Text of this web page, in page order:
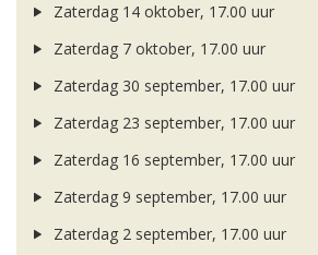
Zaterdag 14 oktober, 17.00 uur
Zaterdag 7 oktober, 17.00 uur
Zaterdag 30 september, 17.00 uur
Zaterdag 23 september, 17.00 uur
Zaterdag 16 september, 17.00 uur
Zaterdag 9 september, 17.00 uur
Zaterdag 2 september, 17.00 uur